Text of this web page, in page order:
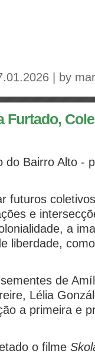
| by
Furtado,
do Bairro Alto -
futuros
e
a
liberdade,
de
Lélia
a primeira e
o filme